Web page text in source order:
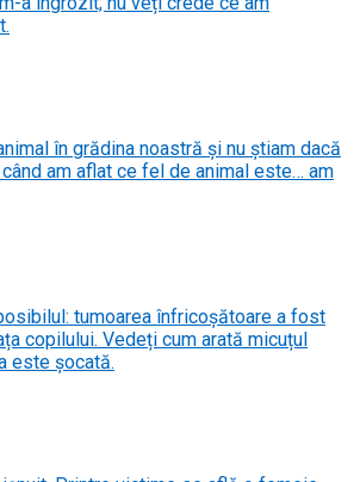
în grădina noastră și nu știam dacă
am aflat ce fel de animal este… am
tumoarea înfricoșătoare a fost
copilului. Vedeți cum arată micuțul
este șocată.